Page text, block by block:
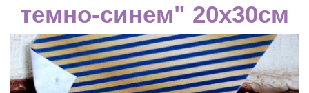
темно-синем" 20х30см